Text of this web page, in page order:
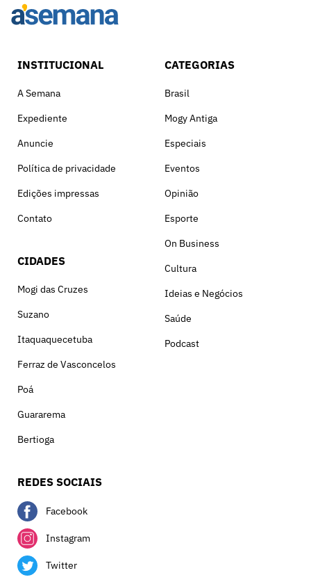
INSTITUCIONAL
A Semana
Expediente
Anuncie
Política de privacidade
Edições impressas
Contato
CIDADES
Mogi das Cruzes
Suzano
Itaquaquecetuba
Ferraz de Vasconcelos
Poá
Guararema
Bertioga
CATEGORIAS
Brasil
Mogy Antiga
Especiais
Eventos
Opinião
Esporte
On Business
Cultura
Ideias e Negócios
Saúde
Podcast
REDES SOCIAIS
Facebook
Instagram
Twitter